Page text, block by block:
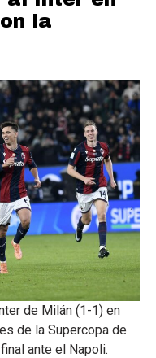
la
de Milán (1-1) en
de la Supercopa de
ante el Napoli.